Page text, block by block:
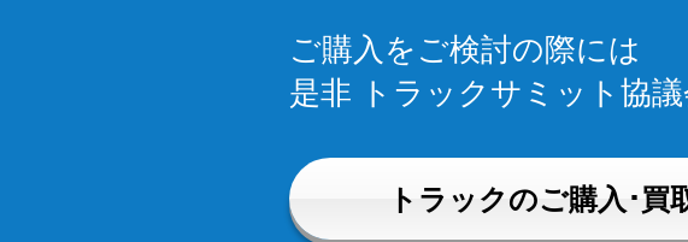
ご購入をご検討の際には
是非 トラックサミット協
トラックのご購入･買